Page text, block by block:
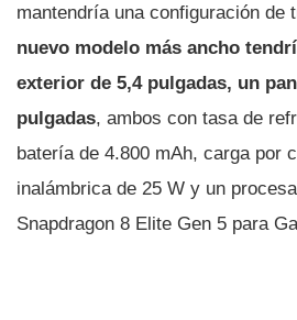
mantendría una configuración de
nuevo modelo más ancho
exterior de 5,4 pulgadas, un
pulgadas, ambos con tasa de
batería de 4.800 mAh, carga por
inalámbrica de 25 W y un
Snapdragon 8 Elite Gen 5 para